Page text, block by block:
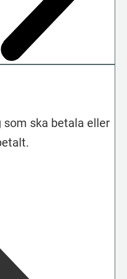
ska betala eller